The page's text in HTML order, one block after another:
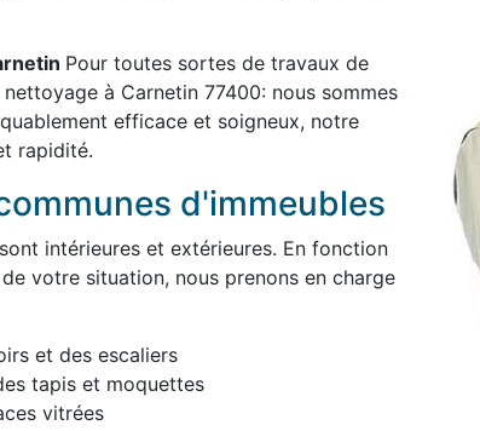
Pour toutes sortes de travaux de
à Carnetin 77400: nous sommes
efficace et soigneux, notre
rapidité.
d'immeubles
intérieures et extérieures. En fonction
votre situation, nous prenons en charge
et des escaliers
tapis et moquettes
vitrées